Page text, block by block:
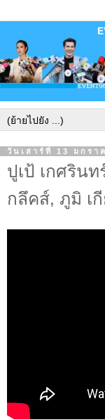
วันเสาร์ที่ 13 มกรา
ปูเป้ เกศริน
กลึคส์, ภูมิ เ